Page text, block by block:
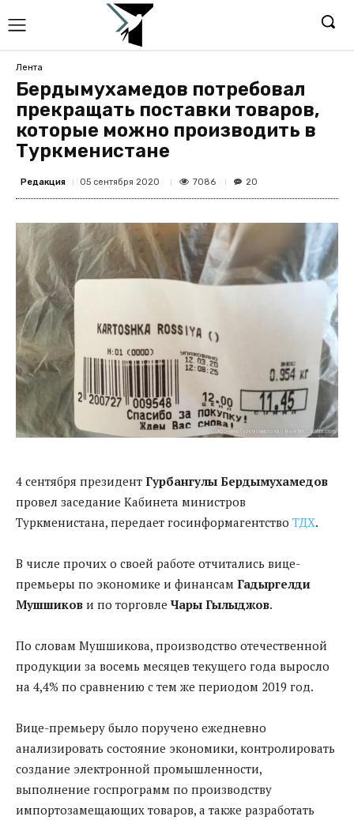
Лента
Бердымухамедов потребовал
прекращать поставки товаров,
которые можно производить в
Туркменистане
Редакция 05 сентября 2020 7086 20
4 сентября президент Гурбангулы Бердымухамедов
провел заседание Кабинета министров
Туркменистана, передает госинформагентство ТДХ.
В числе прочих о своей работе отчитались вице-
премьеры по экономике и финансам Гадыргелди
Мушшиков и по торговле Чары Гылыджов.
По словам Мушшикова, производство отечественной
продукции за восемь месяцев текущего года выросло
на 4,4% по сравнению с тем же периодом 2019 год.
Вице-премьеру было поручено ежедневно
анализировать состояние экономики, контролировать
создание электронной промышленности,
выполнение госпрограмм по производству
импортозамещающих товаров, а также разработать